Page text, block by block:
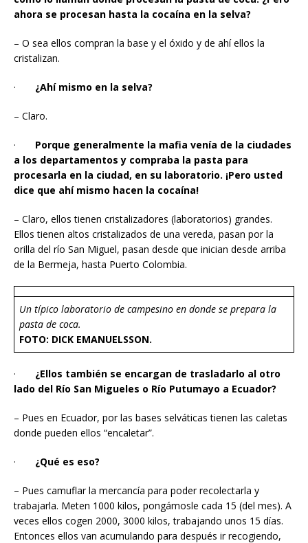
ahora se procesan hasta la cocaína en la selva?
– O sea ellos compran la base y el óxido y de ahí ellos la
cristalizan.
· ¿Ahí mismo en la selva?
– Claro.
· Porque generalmente la mafia venía de la ciudades
a los departamentos y compraba la pasta para
procesarla en la ciudad, en su laboratorio. ¡Pero usted
dice que ahí mismo hacen la cocaína!
– Claro, ellos tienen cristalizadores (laboratorios) grandes.
Ellos tienen altos cristalizados de una vereda, pasan por la
orilla del río San Miguel, pasan desde que inician desde arriba
de la Bermeja, hasta Puerto Colombia.
Un típico laboratorio de campesino en donde se prepara la
pasta de coca.
FOTO: DICK EMANUELSSON.
· ¿Ellos también se encargan de trasladarlo al otro
lado del Río San Migueles o Río Putumayo a Ecuador?
– Pues en Ecuador, por las bases selváticas tienen las caletas
donde pueden ellos “encaletar”.
· ¿Qué es eso?
– Pues camuflar la mercancía para poder recolectarla y
trabajarla. Meten 1000 kilos, pongámosle cada 15 (del mes). A
veces ellos cogen 2000, 3000 kilos, trabajando unos 15 días.
Entonces ellos van acumulando para después ir recogiendo,